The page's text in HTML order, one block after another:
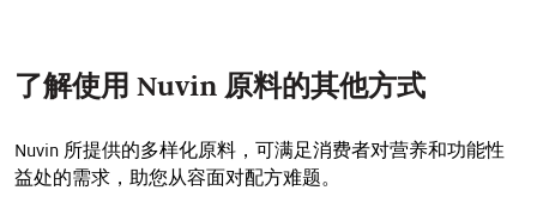
了解使用 Nuvin 原料的其他方式
Nuvin 所提供的多样化原料，可满足消费者对营养和功能性
益处的需求，助您从容面对配方难题。